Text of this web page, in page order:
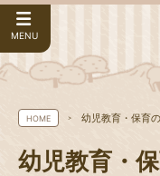
MENU
HOME 幼児教育・保育
幼児教育・